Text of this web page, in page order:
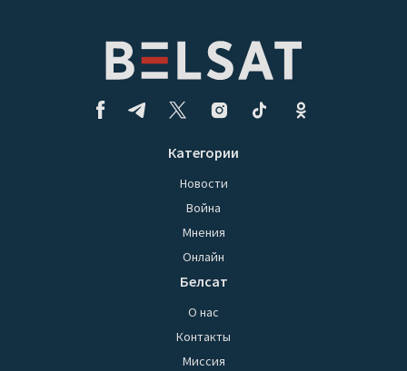
Категории
Новости
Война
Мнения
Онлайн
Белсат
О нас
Контакты
Миссия